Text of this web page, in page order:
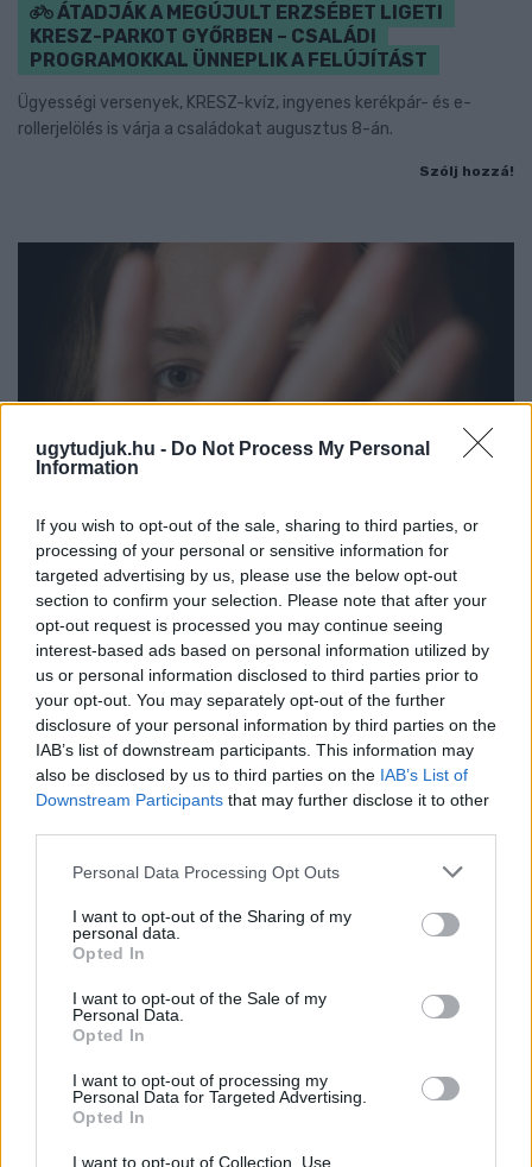
ugytudjuk.hu - Do Not Process My Personal
Information
If you wish to opt-out of the sale, sharing to third parties, or
processing of your personal or sensitive information for
targeted advertising by us, please use the below opt-out
section to confirm your selection. Please note that after your
opt-out request is processed you may continue seeing
interest-based ads based on personal information utilized by
us or personal information disclosed to third parties prior to
your opt-out. You may separately opt-out of the further
disclosure of your personal information by third parties on the
IAB’s list of downstream participants. This information may
also be disclosed by us to third parties on the IAB’s List of
Downstream Participants that may further disclose it to other
Please note that this website/app uses one or more Google
not limited to your visit or usage behaviour. You may click to
grant or deny consent to Google and its third-party tags to
use your data for below specified purposes in below Google
consent section.
Personal Data Processing Opt Outs
I want to opt-out of the Sharing of my
personal data.
Opted In
I want to opt-out of the Sale of my
Personal Data.
Opted In
I want to opt-out of processing my
Personal Data for Targeted Advertising.
Opted In
I want to opt-out of Collection, Use,
ÁTADJÁK A MEGÚJULT ERZSÉBET LIGETI
KRESZ-PARKOT GYŐRBEN – CSALÁDI
PROGRAMOKKAL ÜNNEPLIK A FELÚJÍTÁST
Ügyességi versenyek, KRESZ-kvíz, ingyenes kerékpár- és e-
rollerjelölés is várja a családokat augusztus 8-án.
Szólj hozzá!
NŐVERŐ SZOMBATHELYI FÉRFI ELLEN EMELT
VÁDAT AZ ÜGYÉSZSÉG
A férfi a nyílt utcán kezdte verni áldozatát.